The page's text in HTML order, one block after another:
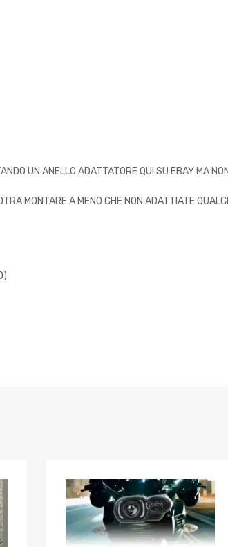
UN ANELLO ADATTATORE QUI SU EBAY MA
MONTARE A MENO CHE NON ADATTIATE
Aggiungi ai preferiti
Aggiungi al confronto